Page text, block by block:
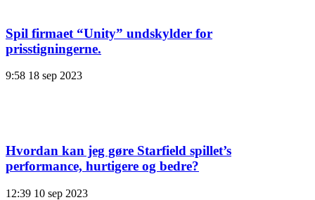
Spil firmaet “Unity” undskylder for
prisstigningerne.
9:58 18 sep 2023
Hvordan kan jeg gøre Starfield spillet’s
performance, hurtigere og bedre?
12:39 10 sep 2023